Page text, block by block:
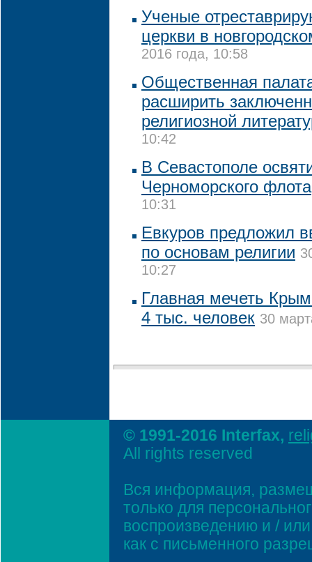
Ученые
церкви в
2016 года, 10:58
Общественная
расширить
религиозной
10:42
В Севастополе
Черноморского флота
10:31
Евкуров предложил
по основам религии
10:27
Главная мечеть
4 тыс. человек 30
© 1991-2016 Interfax,
All rights reserved
Вся информация,
только для
воспроизведению и /
как с письменного